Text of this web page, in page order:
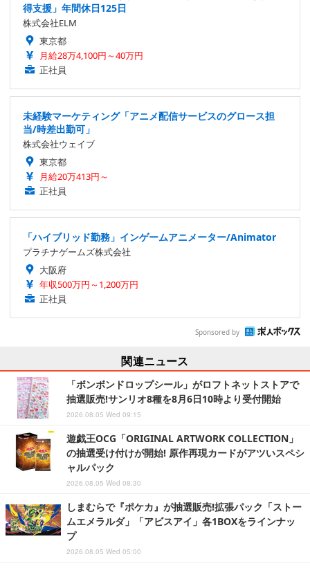
得支援」年間休日125日
株式会社ELM
東京都
月給28万4,100円～40万円
正社員
未経験マーケティング「アニメ配信サービスのグロース担
当/時差出勤可」
株式会社ウェイブ
東京都
月給20万413円～
正社員
「ハイブリッド勤務」インゲームアニメーター/Animator
プラチナゲームズ株式会社
大阪府
年収500万円～1,200万円
正社員
Sponsored by
関連ニュース
「ボンボンドロップシール」がロフトネットストアで
抽選販売!サンリオ8種を8月6日10時より受付開始
2026.08.05 Wed 09:15
遊戯王OCG「ORIGINAL ARTWORK COLLECTION」
の抽選受け付けが開始! 原作再現カードがアツいスペシ
ャルパック
2026.08.05 Wed 08:30
しまむらで『ポケカ』が抽選販売!拡張パック「ストー
ムエメラルダ」「アビスアイ」各1BOXをラインナッ
プ
2026.08.05 Wed 05:00